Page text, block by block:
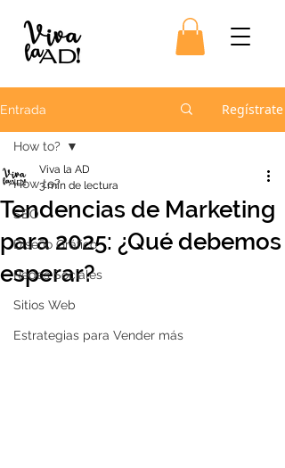
Entrada Regístrate
How to?
SEO
Diseño Gráfico
Redes Sociales
Sitios Web
Estrategias para Vender más
How to?
Tendencias de Marketing
para 2025: ¿Qué debemos
esperar?
Viva la AD
3 min de lectura